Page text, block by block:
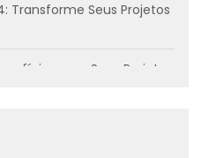
Transforme Seus Projetos
para Seus Projetos